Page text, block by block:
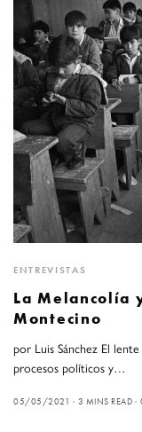
ENTREVISTAS
La Melancolía
Montecino
por Luis Sánchez El
procesos políticos y…
05/05/2021 3 MINS READ